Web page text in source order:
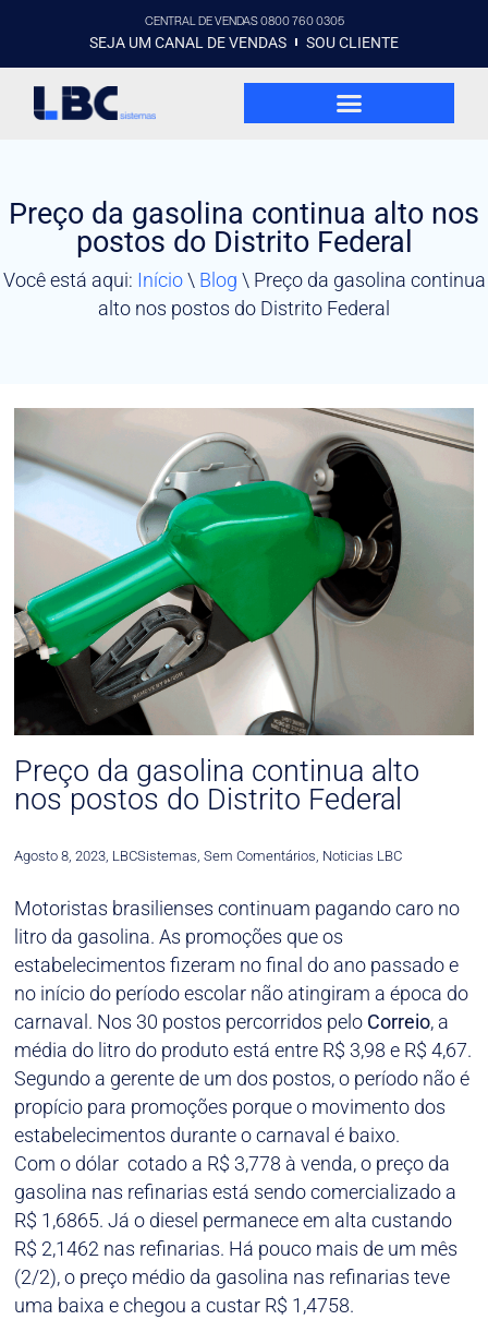
CENTRAL DE VENDAS 0800 760 0305
SEJA UM CANAL DE VENDAS SOU CLIENTE
Preço da gasolina continua alto nos
postos do Distrito Federal
Você está aqui: Início\ Blog \ Preço da gasolina continua
alto nos postos do Distrito Federal
Preço da gasolina continua alto
nos postos do Distrito Federal
Agosto 8, 2023, LBCSistemas, Sem Comentários, Noticias LBC
Motoristas brasilienses continuam pagando caro no
litro da gasolina. As promoções que os
estabelecimentos fizeram no final do ano passado e
no início do período escolar não atingiram a época do
carnaval. Nos 30 postos percorridos pelo Correio, a
média do litro do produto está entre R$ 3,98 e R$ 4,67.
Segundo a gerente de um dos postos, o período não é
propício para promoções porque o movimento dos
estabelecimentos durante o carnaval é baixo.
Com o dólar cotado a R$ 3,778 à venda, o preço da
gasolina nas refinarias está sendo comercializado a
R$ 1,6865. Já o diesel permanece em alta custando
R$ 2,1462 nas refinarias. Há pouco mais de um mês
(2/2), o preço médio da gasolina nas refinarias teve
uma baixa e chegou a custar R$ 1,4758.